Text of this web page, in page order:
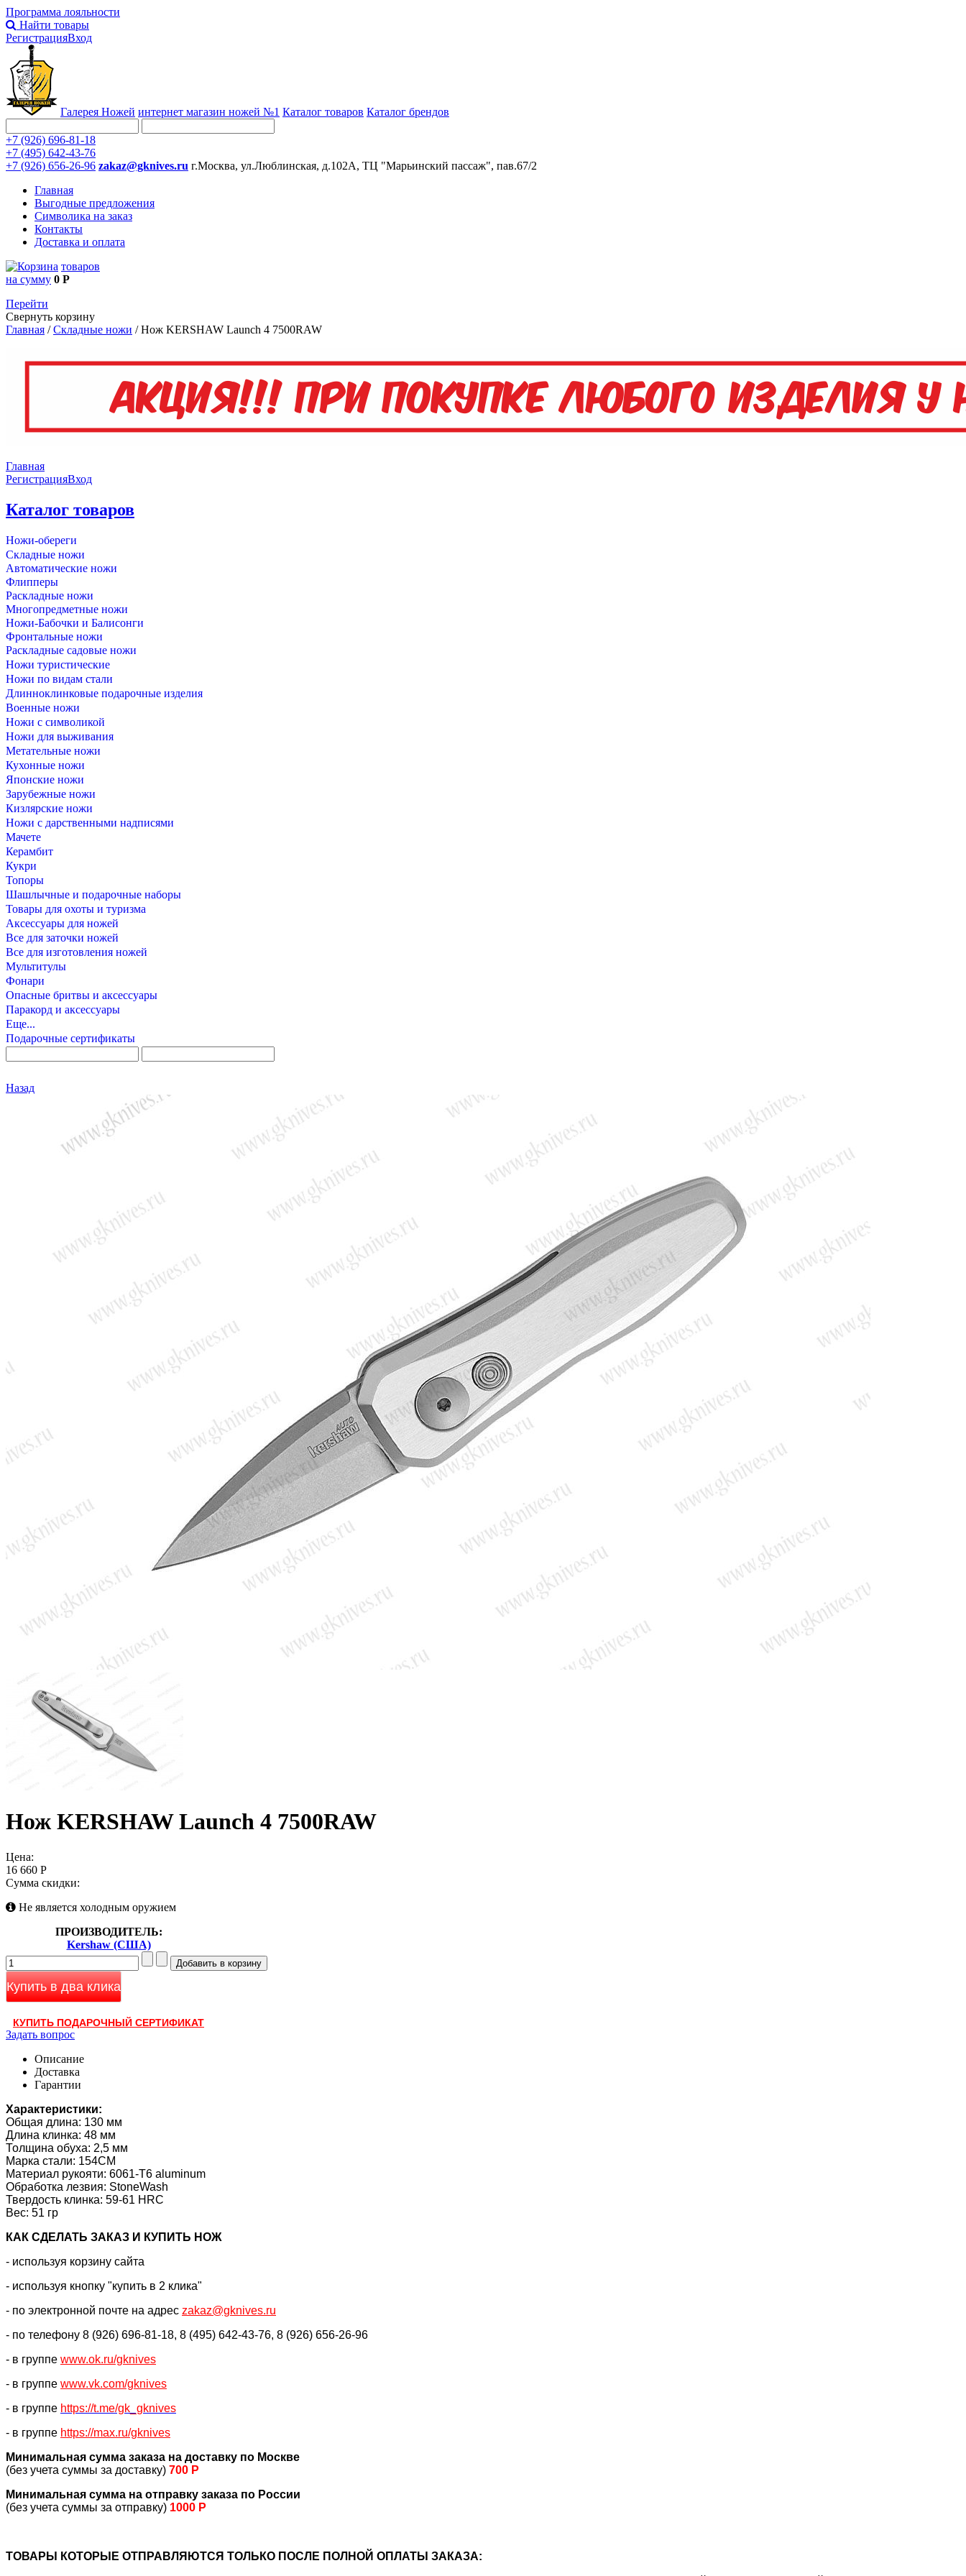
Программа лояльности
Найти товары
РегистрацияВход
Галерея Ножей интернет магазин ножей №1 Каталог товаров Каталог брендов
+7 (926) 696-81-18
+7 (495) 642-43-76
+7 (926) 656-26-96 zakaz@gknives.ru г.Москва, ул.Люблинская, д.102А, ТЦ "Марьинский пассаж", пав.67/2
Главная
Выгодные предложения
Символика на заказ
Контакты
Доставка и оплата
товаров
на сумму 0 Р
Перейти
Свернуть корзину
Главная /Складные ножи /Нож KERSHAW Launch 4 7500RAW
Главная
РегистрацияВход
Каталог товаров
Ножи-обереги
Складные ножи
Автоматические ножи
Флипперы
Раскладные ножи
Многопредметные ножи
Ножи-Бабочки и Балисонги
Фронтальные ножи
Раскладные садовые ножи
Ножи туристические
Ножи по видам стали
Длинноклинковые подарочные изделия
Военные ножи
Ножи с символикой
Ножи для выживания
Метательные ножи
Кухонные ножи
Японские ножи
Зарубежные ножи
Кизлярские ножи
Ножи с дарственными надписями
Мачете
Керамбит
Кукри
Топоры
Шашлычные и подарочные наборы
Товары для охоты и туризма
Аксессуары для ножей
Все для заточки ножей
Все для изготовления ножей
Мультитулы
Фонари
Опасные бритвы и аксессуары
Паракорд и аксессуары
Еще...
Подарочные сертификаты
Назад
Нож KERSHAW Launch 4 7500RAW
Цена:
16 660 Р
Сумма скидки:
Не является холодным оружием
ПРОИЗВОДИТЕЛЬ:
Kershaw (США)
Купить в два клика
КУПИТЬ ПОДАРОЧНЫЙ СЕРТИФИКАТ
Задать вопрос
Описание
Доставка
Гарантии
Характеристики:
Общая длина: 130 мм
Длина клинка: 48 мм
Толщина обуха: 2,5 мм
Марка стали: 154CM
Материал рукояти: 6061-T6 aluminum
Обработка лезвия: StoneWash
Твердость клинка: 59-61 HRC
Вес: 51 гр
КАК CДЕЛАТЬ ЗАКАЗ И КУПИТЬ НОЖ
- используя корзину сайта
- используя кнопку "купить в 2 клика"
- по электронной почте на адрес zakaz@gknives.ru
- по телефону 8 (926) 696-81-18, 8 (495) 642-43-76, 8 (926) 656-26-96
- в группе www.ok.ru/gknives
- в группе www.vk.com/gknives
- в группе https://t.me/gk_gknives
- в группе https://max.ru/gknives
Минимальная сумма заказа на доставку по Москве
(без учета суммы за доставку) 700 Р
Минимальная сумма на отправку заказа по России
(без учета суммы за отправку) 1000 Р
ТОВАРЫ КОТОРЫЕ ОТПРАВЛЯЮТСЯ ТОЛЬКО ПОСЛЕ ПОЛНОЙ ОПЛАТЫ ЗАКАЗА: